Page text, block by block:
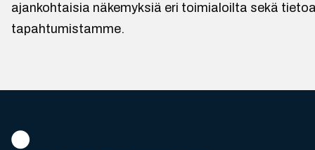
ajankohtaisia näkemyksiä eri toimialoilta sekä
tapahtumistamme.